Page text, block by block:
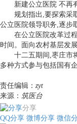
新建公立医院 不再
规划指出,要探索采取
公立医院领导职务,逐步
在公立医院改革过程
时间。面向农村基层发
十二五期间,枣庄市将
多种方式参与包括国有
责任编辑： zyt
来源： 筑医台
分享
QQ分享 微博分享 微信